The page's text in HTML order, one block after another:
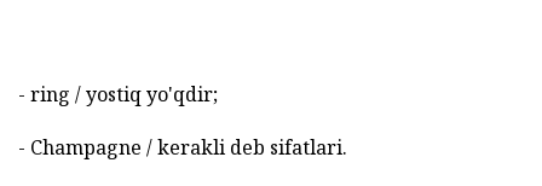
- ring / yostiq yo'qdir;
- Champagne / kerakli deb sifatlari.